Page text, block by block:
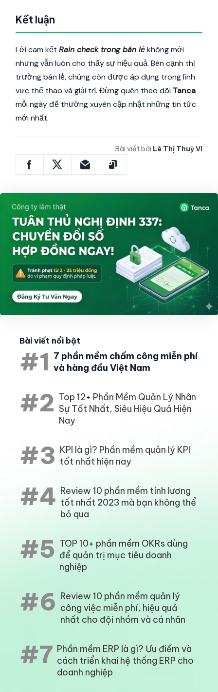
Kết luận
Lời cam kết Rain check trong bán lẻkhông mới
nhưng vẫn luôn cho thấy sự hiệu quả. Bên cạnh thị
trường bán lẻ, chúng còn được áp dụng trong lĩnh
vực thể thao và giải trí. Đừng quên theo dõi Tanca
mỗi ngày để thường xuyên cập nhật những tin tức
mới nhất.
Bài viết bởi Lê Thị Thuỳ Vi
Bài viết nổi bật
#1 7 phần mềm chấm công miễn phí
và hàng đầu Việt Nam
#2 Top 12+ Phần Mềm Quản Lý Nhân
Sự Tốt Nhất, Siêu Hiệu Quả Hiện
Nay
#3 KPI là gì? Phần mềm quản lý KPI
tốt nhất hiện nay
#4 Review 10 phần mềm tính lương
tốt nhất 2023 mà bạn không thể
bỏ qua
#5 TOP 10+ phần mềm OKRs dùng
để quản trị mục tiêu doanh
nghiệp
#6 Review 10 phần mềm quản lý
công việc miễn phí, hiệu quả
nhất cho đội nhóm và cá nhân
#7 Phần mềm ERP là gì? Ưu điểm và
cách triển khai hệ thống ERP cho
doanh nghiệp